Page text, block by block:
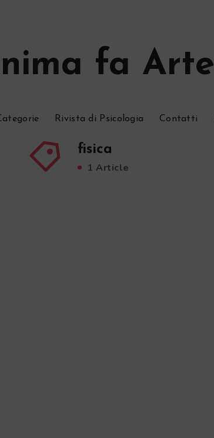
fa Arte
Rivista di Psicologia Contatti
fisica
1 Article